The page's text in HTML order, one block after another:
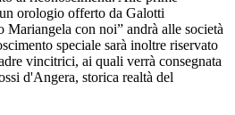
orologio offerto da Galotti
con noi” andrà alle società
speciale sarà inoltre riservato
vincitrici, ai quali verrà consegnata
d'Angera, storica realtà del